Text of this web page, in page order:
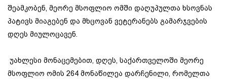
შეამკობენ, მეორე მსოფლიო ომში დაღუპულთა ხსოვნას
პატივს მიაგებენ და მხცოვან ვეტერანებს გამარჯვების
დღეს მიულოცავენ.
უახლესი მონაცემებით, დღეს, საქართველოში მეორე
მსოფლიო ომის 264 მონაწილეა დარჩენილი, რომელთა